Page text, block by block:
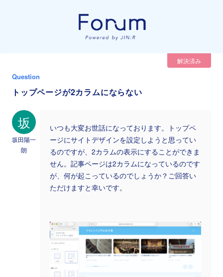
解決済み
Question
トップページが2カラムにならない
坂
坂田陽一
朗
いつも大変お世話になっております。トップペ
ージにサイトデザインを設定しようと思ってい
るのですが、2カラムの表示にすることができま
せん。記事ページは2カラムになっているのです
が、何が起こっているのでしょうか？ご回答い
ただけますと幸いです。